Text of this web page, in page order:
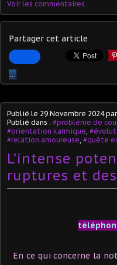
Voir les commentaires
Partager cet article
…
Publié le 29 Novembre 2024par
Publié dans : #problème de
#orientation karmique
#relation amoureuse #quête
L’intense
ruptures et
En ce qui concerne la